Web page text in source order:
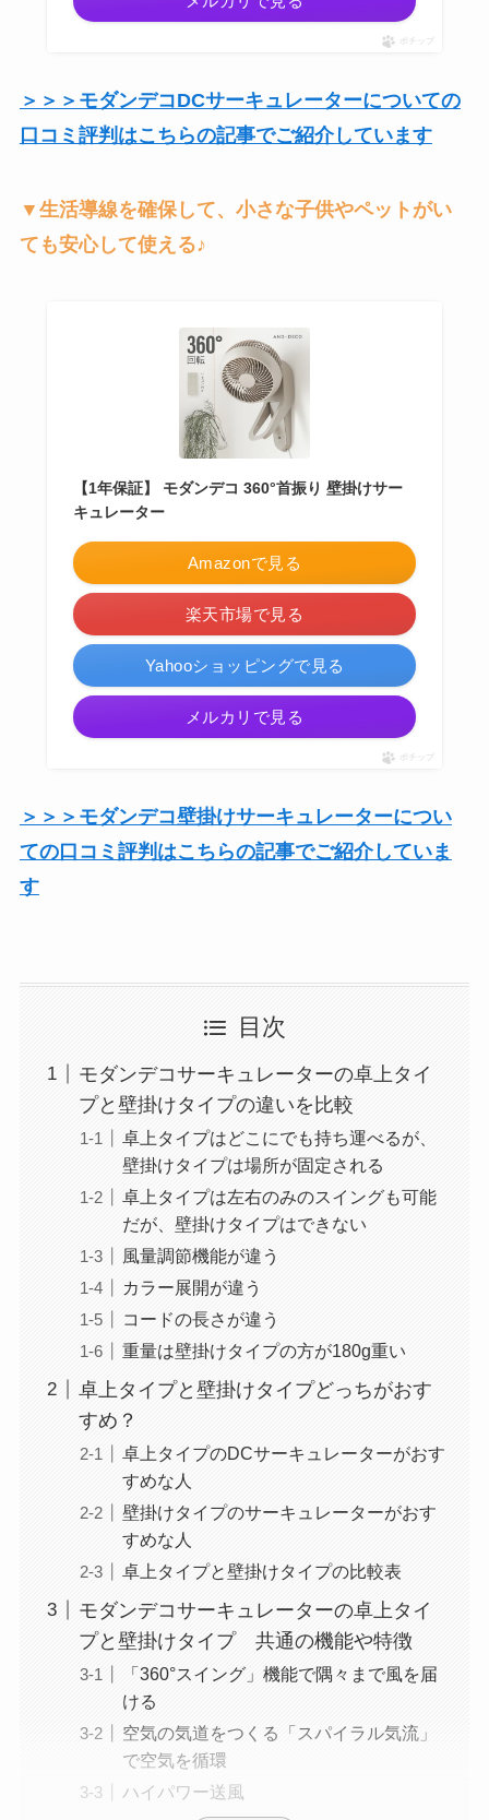
ポチップ
＞＞＞モダンデコDCサーキュレーターについての
口コミ評判はこちらの記事でご紹介しています
▼生活導線を確保して、小さな子供やペットがい
ても安心して使える♪
【1年保証】 モダンデコ 360°首振り 壁掛けサー
キュレーター
Amazonで見る
楽天市場で見る
Yahooショッピングで見る
メルカリで見る
ポチップ
＞＞＞モダンデコ壁掛けサーキュレーターについ
ての口コミ評判はこちらの記事でご紹介していま
す
目次
モダンデコサーキュレーターの卓上タイ
プと壁掛けタイプの違いを比較
卓上タイプはどこにでも持ち運べるが、
壁掛けタイプは場所が固定される
卓上タイプは左右のみのスイングも可能
だが、壁掛けタイプはできない
風量調節機能が違う
カラー展開が違う
コードの長さが違う
重量は壁掛けタイプの方が180g重い
卓上タイプと壁掛けタイプどっちがおす
すめ？
卓上タイプのDCサーキュレーターがおす
すめな人
壁掛けタイプのサーキュレーターがおす
すめな人
卓上タイプと壁掛けタイプの比較表
モダンデコサーキュレーターの卓上タイ
プと壁掛けタイプ 共通の機能や特徴
「360°スイング」機能で隅々まで風を届
ける
空気の気道をつくる「スパイラル気流」
で空気を循環
ハイパワー送風